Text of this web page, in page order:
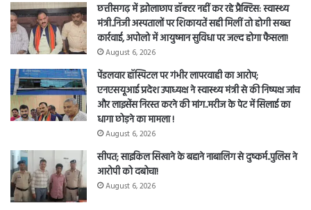
छत्तीसगढ़ में झोलाछाप डॉक्टर नहीं कर रहे प्रैक्टिस: स्वास्थ्य
मंत्री..निजी अस्पतालों पर शिकायतें सही मिलीं तो होगी सख्त
कार्रवाई, अपोलो में आयुष्मान सुविधा पर जल्द होगा फैसला!
August 6, 2026
पेंडलवार हॉस्पिटल पर गंभीर लापरवाही का आरोप;
एनएसयूआई प्रदेश उपाध्यक्ष ने स्वास्थ्य मंत्री से की निष्पक्ष जांच
और लाइसेंस निरस्त करने की मांग..मरीज के पेट में सिलाई का
धागा छोड़ने का मामला !
August 6, 2026
सीपत; साइकिल सिखाने के बहाने नाबालिग से दुष्कर्म..पुलिस ने
आरोपी को दबोचा!
August 6, 2026